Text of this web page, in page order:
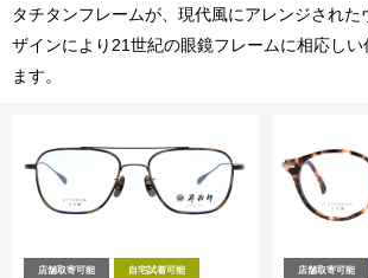
タチタンフレームが、現代風にアレンジされた
ザインにより21世紀の眼鏡フレームに相応し
ます。
店舗取寄可能 自宅試着可能 店舗取寄可能